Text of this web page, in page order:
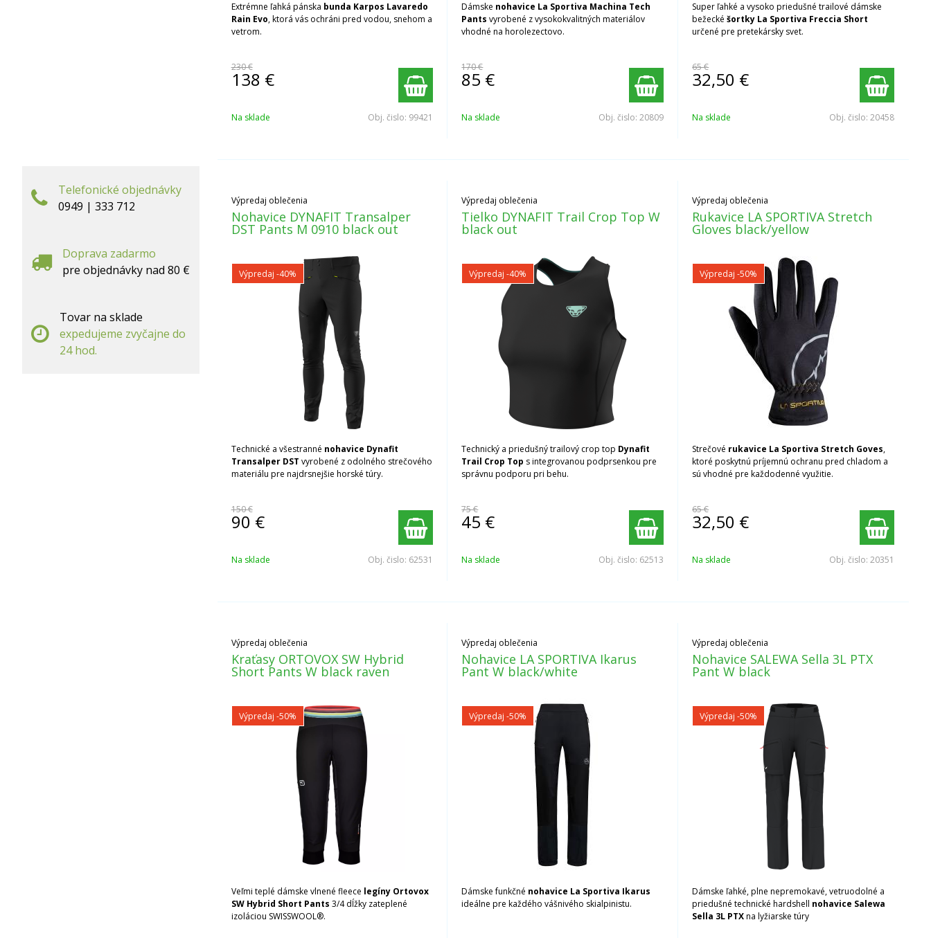
Extrémne ľahká pánska bunda Karpos Lavaredo
Rain Evo, ktorá vás ochráni pred vodou, snehom a
vetrom.
230 €
138 €
Na sklade Obj. čislo: 99421
Dámske nohavice La Sportiva Machina Tech
Pants vyrobené z vysokokvalitných materiálov
vhodné na horolezectovo.
170 €
85 €
Na sklade Obj. čislo:20809
Super ľahké a vysoko priedušné trailové dámske
bežeckéšortky La Sportiva Freccia Short
určené pre pretekársky svet.
65 €
32,50 €
Na sklade Obj. čislo: 20458
Výpredaj oblečenia
Nohavice DYNAFIT Transalper
DST Pants M 0910 black out
Výpredaj -40%
Technické a všestranné nohavice Dynafit
Transalper DST vyrobené z odolného strečového
materiálu pre najdrsnejšie horské túry.
150 €
90 €
Na sklade Obj. čislo: 62531
Výpredaj oblečenia
Tielko DYNAFIT Trail Crop Top W
black out
Výpredaj-40%
Technický a priedušný trailový crop top Dynafit
Trail Crop Top s integrovanou podprsenkou pre
správnu podporu pri behu.
75 €
45 €
Na sklade Obj. čislo: 62513
Výpredaj oblečenia
Rukavice LA SPORTIVA Stretch
Gloves black/yellow
Výpredaj-50%
Strečové rukavice La Sportiva Stretch Goves,
ktoré poskytnú príjemnú ochranu pred chladom a
sú vhodné pre každodenné využitie.
65 €
32,50 €
Na sklade Obj. čislo: 20351
Výpredaj oblečenia
Kraťasy ORTOVOX SW Hybrid
Short Pants W black raven
Výpredaj -50%
Veľmi teplé dámske vlnené fleece legíny Ortovox
SW Hybrid Short Pants 3/4 dĺžky zateplené
izoláciou SWISSWOOL®.
Výpredaj oblečenia
Nohavice LA SPORTIVA Ikarus
Pant W black/white
Výpredaj-50%
Dámske funkčné nohavice La Sportiva Ikarus
ideálne pre každého vášnivého skialpinistu.
Výpredaj oblečenia
Nohavice SALEWA Sella 3L PTX
Pant W black
Výpredaj-50%
Dámske ľahké, plne nepremokavé, vetruodolné a
priedušné technické hardshell nohavice Salewa
Sella 3L PTXna lyžiarske túry
Telefonické objednávky
0949 | 333 712
Doprava zadarmo
pre objednávky nad 80 €
Tovar na sklade
expedujeme zvyčajne do
24 hod.